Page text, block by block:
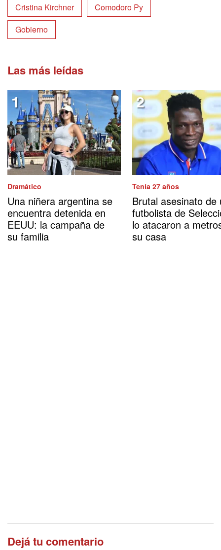
Cristina Kirchner
Comodoro Py
Gobierno
Las más leídas
Dramático
Una niñera argentina se
encuentra detenida en
EEUU: la campaña de
su familia
Tenía 27 años
Brutal asesinato de
futbolista de
lo atacaron a
su casa
Dejá tu comentario